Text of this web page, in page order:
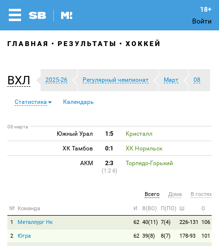
Войти
ГЛАВНАЯ РЕЗУЛЬТАТЫ ХОККЕЙ
ВХЛ 2025-26 Регулярный чемпионат Март 08
Статистика Календарь
08 марта
Южный Урал 1:5 Кристалл
ХК Тамбов 0:1 ХК Норильск
АКМ 2:3 Торпедо-Горький
(1:2 б)
Всего Дома В гостях
№ Команда И В(ВО) П(ПО) Ш О
1 Металлург Нк 62 40(11) 7(4) 226-131 106
2 Югра 62 39(8) 8(7) 178-93 101